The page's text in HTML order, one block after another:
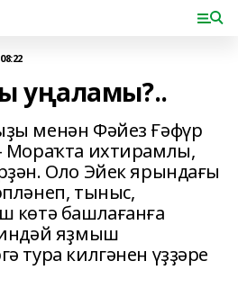
уңаламы?..
менән Фәйез Ғәфүр
Мораҡта ихтирамлы,
Оло Эйек ярындағы
тыныс,
көтә башлағанға
яҙмыш
тура килгәнен үҙҙәре